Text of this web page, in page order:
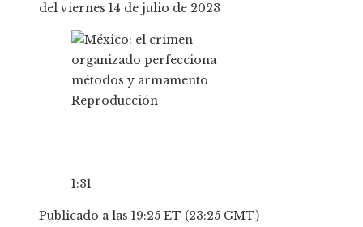
del viernes 14 de julio de 2023
Reproducción
1:31
Publicado a las 19:25 ET (23:25 GMT)